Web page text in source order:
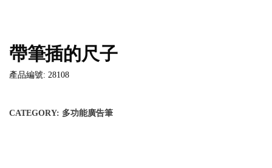
帶筆插的尺子
產品編號: 28108
CATEGORY: 多功能廣告筆